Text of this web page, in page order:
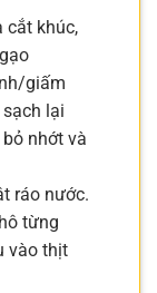
cắt khúc,
giấm
lại
nhớt và
ráo nước.
từng
vào thịt